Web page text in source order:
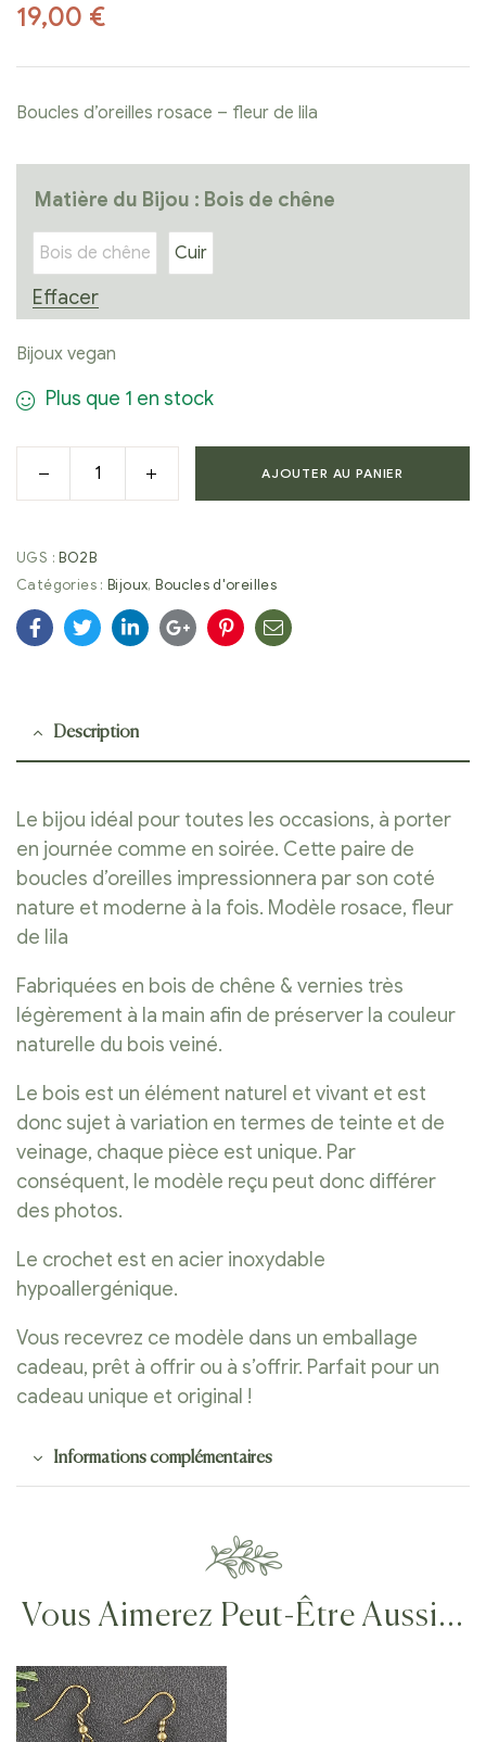
19,00 €
Boucles d’oreilles rosace – fleur de lila
Matière du Bijou : Bois de chêne
Bois de chêne Cuir
Effacer
Bijoux vegan
Plus que 1 en stock
AJOUTER AU PANIER
UGS :BO2B
Catégories :Bijoux,Boucles d'oreilles
Facebook
TwitterLinkedinGoogle+Pinterest
E-
Description
Le bijou idéal pour toutes les occasions, à porter
en journée comme en soirée. Cette paire de
boucles d’oreilles impressionnera par son coté
nature et moderne à la fois. Modèle rosace, fleur
de lila
Fabriquées en bois de chêne & vernies très
légèrement à la main afin de préserver la couleur
naturelle du bois veiné.
Le bois est un élément naturel et vivant et est
donc sujet à variation en termes de teinte et de
veinage, chaque pièce est unique. Par
conséquent, le modèle reçu peut donc différer
des photos.
Le crochet est en acier inoxydable
hypoallergénique.
Vous recevrez ce modèle dans un emballage
cadeau, prêt à offrir ou à s’offrir. Parfait pour un
cadeau unique et original !
Informations complémentaires
Vous Aimerez Peut-Être Aussi…